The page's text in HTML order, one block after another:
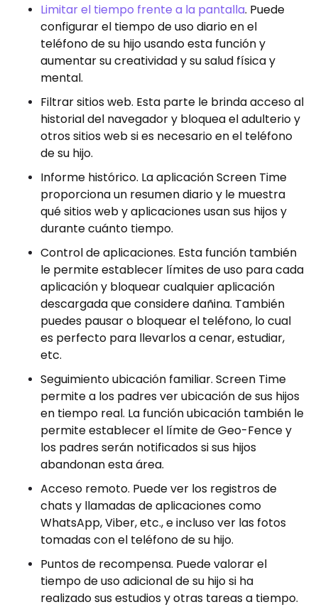
Limitar el tiempo frente a la pantalla. Puede
configurar el tiempo de uso diario en el
teléfono de su hijo usando esta función y
aumentar su creatividad y su salud física y
mental.
Filtrar sitios web. Esta parte le brinda acceso al
historial del navegador y bloquea el adulterio y
otros sitios web si es necesario en el teléfono
de su hijo.
Informe histórico. La aplicación Screen Time
proporciona un resumen diario y le muestra
qué sitios web y aplicaciones usan sus hijos y
durante cuánto tiempo.
Control de aplicaciones. Esta función también
le permite establecer límites de uso para cada
aplicación y bloquear cualquier aplicación
descargada que considere dañina. También
puedes pausar o bloquear el teléfono, lo cual
es perfecto para llevarlos a cenar, estudiar,
etc.
Seguimiento ubicación familiar. Screen Time
permite a los padres ver ubicación de sus hijos
en tiempo real. La función ubicación también le
permite establecer el límite de Geo-Fence y
los padres serán notificados si sus hijos
abandonan esta área.
Acceso remoto. Puede ver los registros de
chats y llamadas de aplicaciones como
WhatsApp, Viber, etc., e incluso ver las fotos
tomadas con el teléfono de su hijo.
Puntos de recompensa. Puede valorar el
tiempo de uso adicional de su hijo si ha
realizado sus estudios y otras tareas a tiempo.